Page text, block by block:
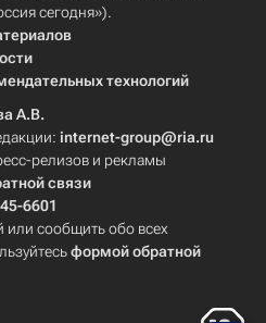
сегодня»).
технологий
А.В.
internet-group@ria.ru
релизов и рекламы
связи
6601
или сообщить обо всех
формой обратной